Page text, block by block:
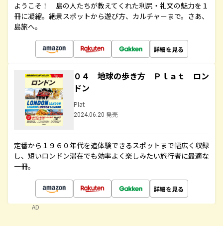
ようこそ！ 島の人たちが教えてくれた利尻・礼文の魅力を１
冊に凝縮。絶景スポットから遊び方、カルチャーまで。さあ、
島旅へ。
詳細を見る
０４ 地球の歩き方 Ｐｌａｔ ロン
ドン
Plat
2024.06.20 発売
定番から１９６０年代を追体験できるスポットまで幅広く収録
し、短いロンドン滞在でも効率よく楽しみたい旅行者に最適な
一冊。
詳細を見る
AD